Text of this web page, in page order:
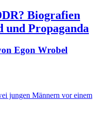
Biografien
und Propaganda
Egon Wrobel